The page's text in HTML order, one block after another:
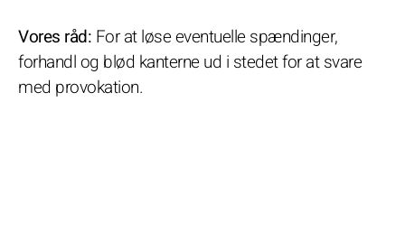
Vores råd: For at løse eventuelle spændinger,
forhandl og blød kanterne ud i stedet for at svare
med provokation.